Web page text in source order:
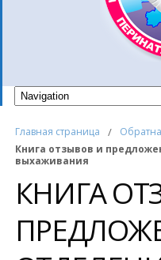
Главная страница /
Книга отзывов и
выхаживания
КНИГА